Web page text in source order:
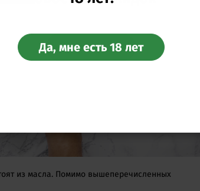
из масла. Помимо вышеперечисленных
Перейти
Да, мне есть 18 лет